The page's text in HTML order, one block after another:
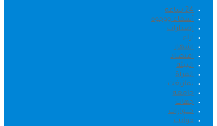
24 ساعة
أسماء ووجوه
إصدارات
اراء
اشهار
اقتصاد
البيئة
المرأة
تمازيغت
جامعة
جهات
حــــوارات
حوادث